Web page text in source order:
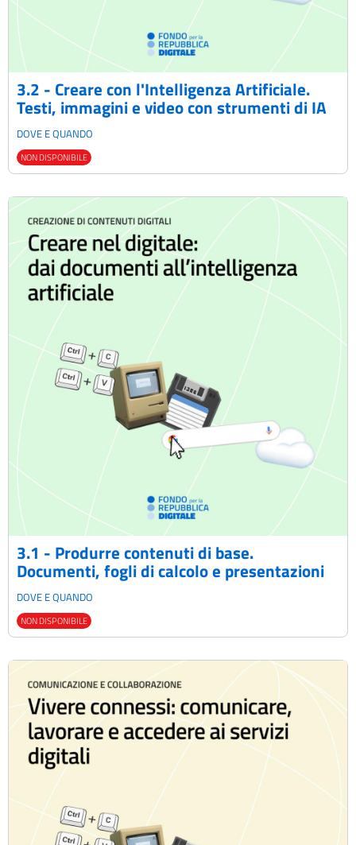
3.2 - Creare con l'Intelligenza Artificiale.
Testi, immagini e video con strumenti di IA
DOVE E QUANDO
NON DISPONIBILE
3.1 - Produrre contenuti di base.
Documenti, fogli di calcolo e presentazioni
DOVE E QUANDO
NON DISPONIBILE